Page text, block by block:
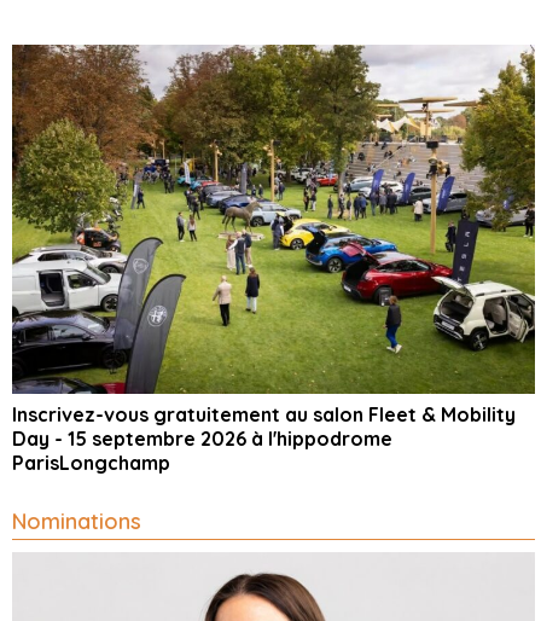
Inscrivez-vous gratuitement au salon Fleet & Mobility
Day - 15 septembre 2026 à l'hippodrome
ParisLongchamp
Nominations